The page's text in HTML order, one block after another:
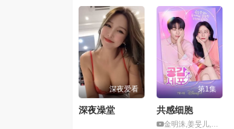
深夜爱看
深夜澡堂
第1集
共感细胞
金明洙,姜旻儿,权昭贤,申宇谦